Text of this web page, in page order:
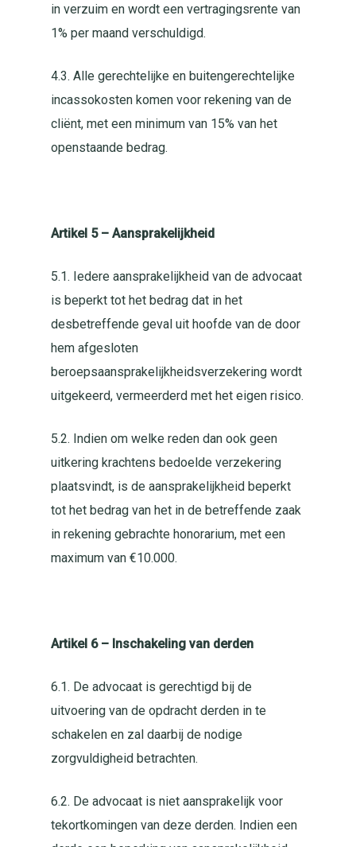
in verzuim en wordt een vertragingsrente van
1% per maand verschuldigd.
4.3. Alle gerechtelijke en buitengerechtelijke
incassokosten komen voor rekening van de
cliënt, met een minimum van 15% van het
openstaande bedrag.
Artikel 5 – Aansprakelijkheid
5.1. Iedere aansprakelijkheid van de advocaat
is beperkt tot het bedrag dat in het
desbetreffende geval uit hoofde van de door
hem afgesloten
beroepsaansprakelijkheidsverzekering wordt
uitgekeerd, vermeerderd met het eigen risico.
5.2. Indien om welke reden dan ook geen
uitkering krachtens bedoelde verzekering
plaatsvindt, is de aansprakelijkheid beperkt
tot het bedrag van het in de betreffende zaak
in rekening gebrachte honorarium, met een
maximum van €10.000.
Artikel 6 – Inschakeling van derden
6.1. De advocaat is gerechtigd bij de
uitvoering van de opdracht derden in te
schakelen en zal daarbij de nodige
zorgvuldigheid betrachten.
6.2. De advocaat is niet aansprakelijk voor
tekortkomingen van deze derden. Indien een